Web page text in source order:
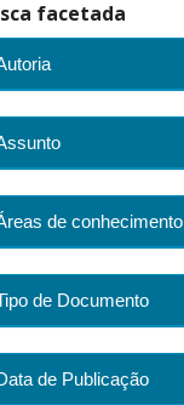
facetada
de conhecimento
de Documento
de Publicação